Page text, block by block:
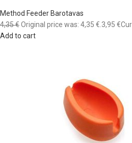
Method Feeder Barotavas
4,35 €Original price was: 4,35 €. 3,95 €
Add to cart